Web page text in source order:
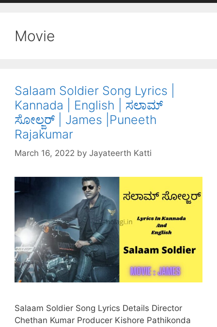
Movie
Salaam Soldier Song Lyrics |
Kannada | English | ಸಲಾಮ್
ಸೋಲ್ಜರ್ | James |Puneeth
Rajakumar
March 16, 2022 by Jayateerth Katti
Salaam Soldier Song Lyrics Details Director
Chethan Kumar Producer Kishore Pathikonda